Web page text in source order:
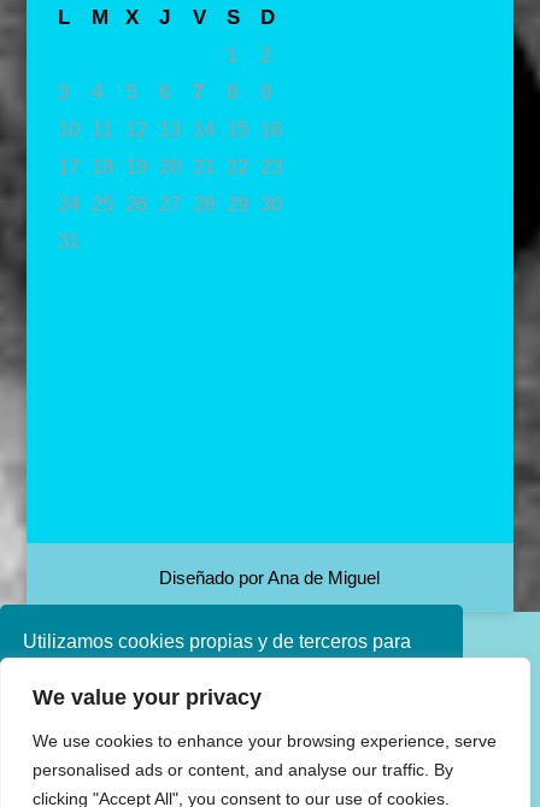
Utilizamos cookies propias y de terceros para
navegando, consideramos que acepta su uso.
política de cookies consulte nuestra
Política de
privacidad
We value your privacy
We use cookies to enhance your browsing experience, serve
personalised ads or content, and analyse our traffic. By
clicking "Accept All", you consent to our use of cookies.
L M X J V S
D
1
2
3
4 5 6 7 8
9
10
11 12 13 14 15
16
17
18 19 20 21 22
23
24
25 26 27 28 29 30
31
Diseñado por Ana de Miguel